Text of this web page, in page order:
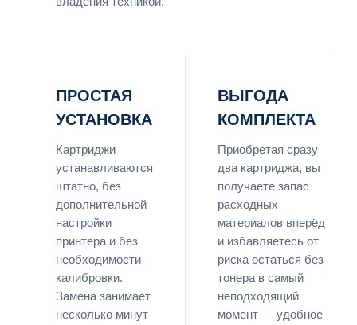
ПРОСТАЯ
УСТАНОВКА
Картриджи
устанавливаются
штатно, без
дополнительной
настройки
принтера и без
необходимости
калибровки.
Замена занимает
несколько минут
ВЫГОДА
КОМПЛЕКТА
Приобретая сразу
два картриджа, вы
получаете запас
расходных
материалов вперёд
и избавляетесь от
риска остаться без
тонера в самый
неподходящий
момент — удобное